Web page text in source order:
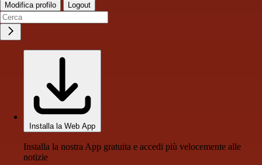
Modifica profilo Logout
Installa la Web App
Installa la nostra App gratuita e accedi più velocemente alle
notizie